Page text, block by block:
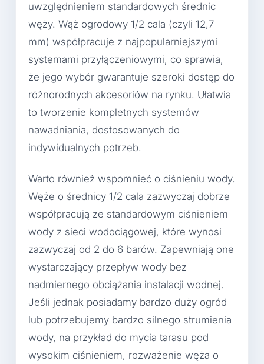
uwzględnieniem standardowych średnic
węży. Wąż ogrodowy 1/2 cala (czyli 12,7
mm) współpracuje z najpopularniejszymi
systemami przyłączeniowymi, co sprawia,
że jego wybór gwarantuje szeroki dostęp do
różnorodnych akcesoriów na rynku. Ułatwia
to tworzenie kompletnych systemów
nawadniania, dostosowanych do
indywidualnych potrzeb.
Warto również wspomnieć o ciśnieniu wody.
Węże o średnicy 1/2 cala zazwyczaj dobrze
współpracują ze standardowym ciśnieniem
wody z sieci wodociągowej, które wynosi
zazwyczaj od 2 do 6 barów. Zapewniają one
wystarczający przepływ wody bez
nadmiernego obciążania instalacji wodnej.
Jeśli jednak posiadamy bardzo duży ogród
lub potrzebujemy bardzo silnego strumienia
wody, na przykład do mycia tarasu pod
wysokim ciśnieniem, rozważenie węża o